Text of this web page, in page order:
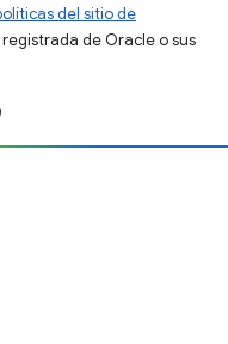
del sitio de
de Oracle o sus